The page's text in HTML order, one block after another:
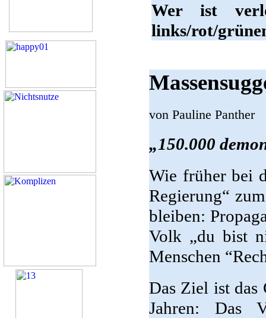
Wer ist
links/rot/
von Pauline Panther
„150.000
Wie früher bei
Regierung“
bleiben:
Volk „du bist
Menschen
Das Ziel ist
Jahren: Das